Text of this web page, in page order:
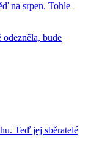
na srpen. Tohle
bude
Teď jej sběratelé